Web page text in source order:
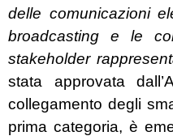
delle comunicazioni
broadcasting e le
stakeholder
stata approvata
collegamento degli
prima categoria, è